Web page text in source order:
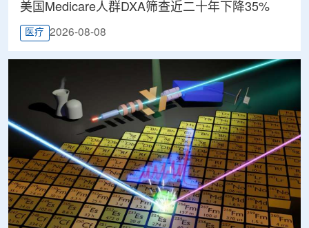
美国Medicare人群DXA筛查近二十年下降35%
医疗 2026-08-08